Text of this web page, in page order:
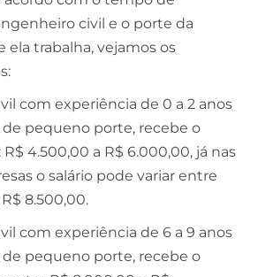
civil e o porte da
ela trabalha, vejamos os
com experiência de 0 a 2 anos
pequeno porte, recebe o
4.500,00 a R$ 6.000,00, já nas
o salário pode variar entre
8.500,00.
com experiência de 6 a 9 anos
pequeno porte, recebe o